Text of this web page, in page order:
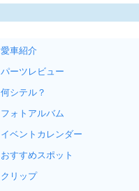
愛車紹介
パーツレビュー
何シテル？
フォトアルバム
イベントカレンダー
おすすめスポット
クリップ